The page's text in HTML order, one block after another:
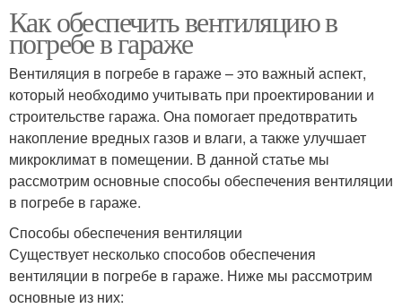
Как обеспечить вентиляцию в
погребе в гараже
Вентиляция в погребе в гараже – это важный аспект,
который необходимо учитывать при проектировании и
строительстве гаража. Она помогает предотвратить
накопление вредных газов и влаги, а также улучшает
микроклимат в помещении. В данной статье мы
рассмотрим основные способы обеспечения вентиляции
в погребе в гараже.
Способы обеспечения вентиляции
Существует несколько способов обеспечения
вентиляции в погребе в гараже. Ниже мы рассмотрим
основные из них: